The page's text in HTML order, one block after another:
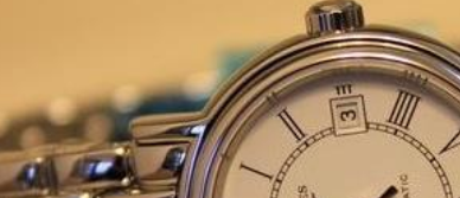
市思明区湖滨东路95号华润大厦写字楼B座11层1104
市鼓楼区五四路128-1号恒力城写字楼15层03室（需
市锦江区人民东路6号SAC东原中心写字楼24层
市江北区观音桥步行街2号融恒时代广场写字楼9层
市芙蓉区定王台街道建湘路393号世茂环球金融中心
市二七区铭功路10号华润大厦写字楼29层2905室（需